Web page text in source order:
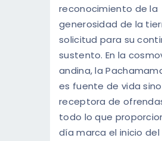
reconocimiento de la
generosidad de la
solicitud para su
sustento. En la
andina, la
es fuente de vida
receptora de
todo lo que
día marca el inicio